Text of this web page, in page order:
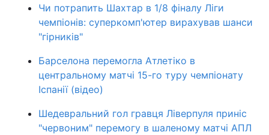
Чи потрапить Шахтар в 1/8 фіналу Ліги
чемпіонів: суперкомп'ютер вирахував шанси
"гірників"
Барселона перемогла Атлетіко в
центральному матчі 15-го туру чемпіонату
Іспанії (відео)
Шедевральний гол гравця Ліверпуля приніс
"червоним" перемогу в шаленому матчі АПЛ